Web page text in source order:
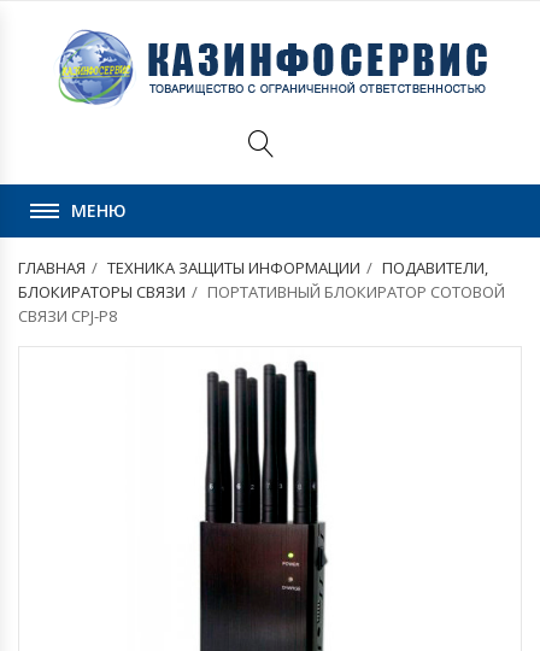
МЕНЮ
ГЛАВНАЯ ТЕХНИКА ЗАЩИТЫ ИНФОРМАЦИИ
ПОДАВИТЕЛИ,
БЛОКИРАТОРЫ СВЯЗИ
ПОРТАТИВНЫЙ БЛОКИРАТОР СОТОВОЙ
СВЯЗИ CPJ-P8